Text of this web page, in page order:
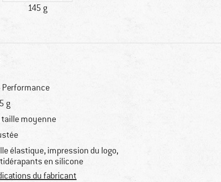
145 g
Performance
g
taille moyenne
élastique, impression du logo,
en silicone
du fabricant